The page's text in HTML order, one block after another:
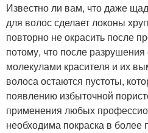
Известно ли вам, что даже
для волос сделает локоны
повторно не окрасить после
потому, что после
молекулами красителя и их
волоса остаются пустоты,
появлению избыточной
применения любых
необходима покраска в более